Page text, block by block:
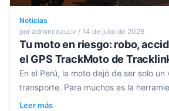
Noticias
por adminceaucv / 14 de julio de 2026
Tu moto en riesgo: robo,
el GPS TrackMoto de
En el Perú, la moto dejó de ser solo un
transporte. Para muchos es la
Leer más